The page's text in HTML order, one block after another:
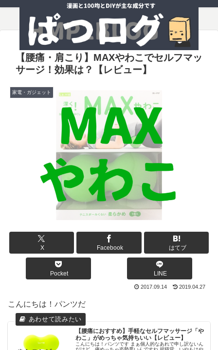
【腰痛・肩こり】MAXやわこでセルフマッ
サージ！効果は？【レビュー】
家電・ガジェット
X Facebook はてブ
Pocket LINE
2017.09.14 2019.04.27
こんにちは！パンツだ
【腰痛におすすめ】手軽なセルフマッサージ「や
わこ」がめっちゃ気持ちいい【レビュー】
こんにちは！パンツです まぁ個人的なあれで申し訳ないん